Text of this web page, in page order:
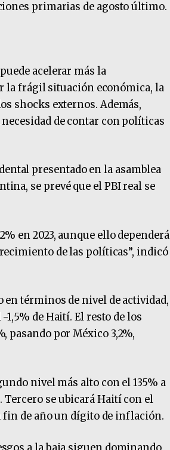
primarias de agosto último.
acelerar más la
la frágil situación económica, la
shocks externos. Además,
de contar con políticas
presentado en la asamblea
se prevé que el PBI real se
en 2023, aunque ello dependerá
de las políticas”, indicó
en términos de nivel de actividad,
de Haití. El resto de los
pasando por México 3,2%,
nivel más alto con el 135% a
Tercero se ubicará Haití con el
fin de año un dígito de inflación.